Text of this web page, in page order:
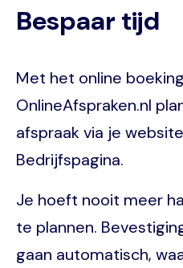
Bespaar tijd
Met het online
OnlineAfspraken.nl
afspraak via je
Bedrijfspagina.
Je hoeft nooit meer
te plannen.
gaan automatisch,